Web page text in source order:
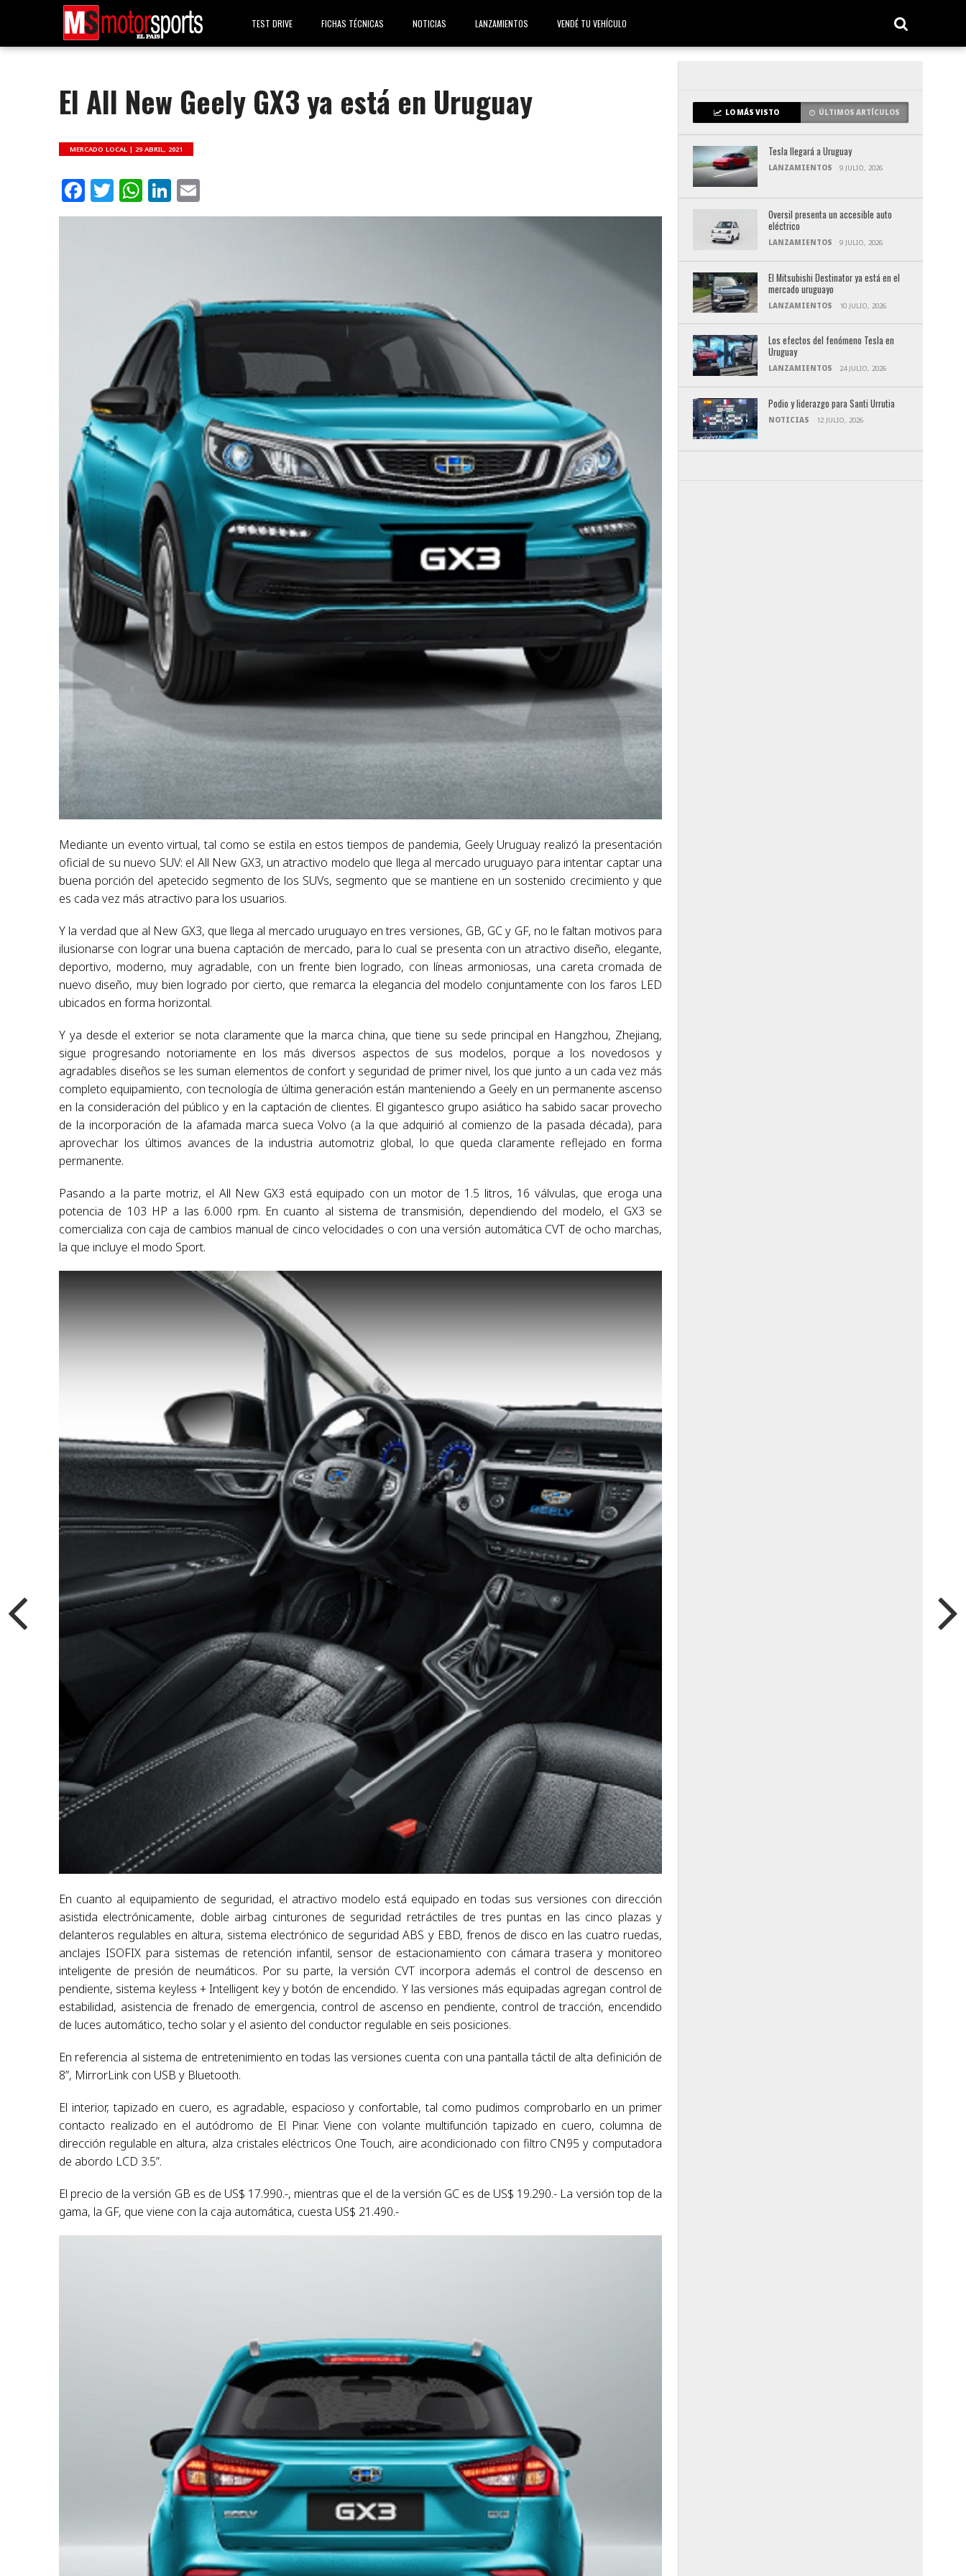
TEST DRIVE FICHAS TÉCNICAS NOTICIAS LANZAMIENTOS VENDÉ TU VEHÍCULO
El All New Geely GX3 ya está en Uruguay
MERCADO LOCAL |29 ABRIL, 2021
Facebook
Twitter
WhatsApp
LinkedIn
Mediante un evento virtual, tal como se estila en estos tiempos de pandemia, Geely Uruguay realizó la presentación
oficial de su nuevo SUV: el All New GX3, un atractivo modelo que llega al mercado uruguayo para intentar captar una
buena porción del apetecido segmento de los SUVs, segmento que se mantiene en un sostenido crecimiento y que
es cada vez más atractivo para los usuarios.
Y la verdad que al New GX3, que llega al mercado uruguayo en tres versiones, GB, GC y GF, no le faltan motivos para
ilusionarse con lograr una buena captación de mercado, para lo cual se presenta con un atractivo diseño, elegante,
deportivo, moderno, muy agradable, con un frente bien logrado, con líneas armoniosas, una careta cromada de
nuevo diseño, muy bien logrado por cierto, que remarca la elegancia del modelo conjuntamente con los faros LED
ubicados en forma horizontal.
Y ya desde el exterior se nota claramente que la marca china, que tiene su sede principal en Hangzhou, Zhejiang,
sigue progresando notoriamente en los más diversos aspectos de sus modelos, porque a los novedosos y
agradables diseños se les suman elementos de confort y seguridad de primer nivel, los que junto a un cada vez más
completo equipamiento, con tecnología de última generación están manteniendo a Geely en un permanente ascenso
en la consideración del público y en la captación de clientes. El gigantesco grupo asiático ha sabido sacar provecho
de la incorporación de la afamada marca sueca Volvo (a la que adquirió al comienzo de la pasada década), para
aprovechar los últimos avances de la industria automotriz global, lo que queda claramente reflejado en forma
permanente.
Pasando a la parte motriz, el All New GX3 está equipado con un motor de 1.5 litros, 16 válvulas, que eroga una
potencia de 103 HP a las 6.000 rpm. En cuanto al sistema de transmisión, dependiendo del modelo, el GX3 se
comercializa con caja de cambios manual de cinco velocidades o con una versión automática CVT de ocho marchas,
la que incluye el modo Sport.
En cuanto al equipamiento de seguridad, el atractivo modelo está equipado en todas sus versiones con dirección
asistida electrónicamente, doble airbag cinturones de seguridad retráctiles de tres puntas en las cinco plazas y
delanteros regulables en altura, sistema electrónico de seguridad ABS y EBD, frenos de disco en las cuatro ruedas,
anclajes ISOFIX para sistemas de retención infantil, sensor de estacionamiento con cámara trasera y monitoreo
inteligente de presión de neumáticos. Por su parte, la versión CVT incorpora además el control de descenso en
pendiente, sistema keyless + Intelligent key y botón de encendido. Y las versiones más equipadas agregan control de
estabilidad, asistencia de frenado de emergencia, control de ascenso en pendiente, control de tracción, encendido
de luces automático, techo solar y el asiento del conductor regulable en seis posiciones.
En referencia al sistema de entretenimiento en todas las versiones cuenta con una pantalla táctil de alta definición de
8”, MirrorLink con USB y Bluetooth.
El interior, tapizado en cuero, es agradable, espacioso y confortable, tal como pudimos comprobarlo en un primer
contacto realizado en el autódromo de El Pinar. Viene con volante multifunción tapizado en cuero, columna de
dirección regulable en altura, alza cristales eléctricos One Touch, aire acondicionado con filtro CN95 y computadora
de abordo LCD 3.5”.
El precio de la versión GB es de US$ 17.990.-, mientras que el de la versión GC es de US$ 19.290.- La versión top de la
gama, la GF, que viene con la caja automática, cuesta US$ 21.490.-
LO MÁS VISTO ÚLTIMOS ARTÍCULOS
Tesla llegará a Uruguay
LANZAMIENTOS 9 JULIO, 2026
Oversil presenta un accesible auto
eléctrico
LANZAMIENTOS 9 JULIO, 2026
El Mitsubishi Destinator ya está en el
mercado uruguayo
LANZAMIENTOS 10 JULIO, 2026
Los efectos del fenómeno Tesla en
Uruguay
LANZAMIENTOS 24 JULIO, 2026
Podio y liderazgo para Santi Urrutia
NOTICIAS 12 JULIO, 2026